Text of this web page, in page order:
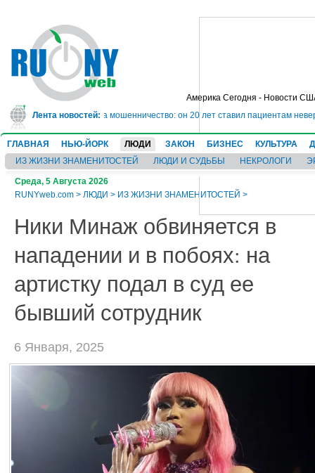
Америка Сегодня - Новости
Лента новостей:
в тюрьму на 10 лет за мошенничество: он 20 лет ставил пациентам
ГЛАВНАЯ НЬЮ-ЙОРК ЛЮДИ ЗАКОН БИЗНЕС КУЛЬТУРА
ИЗ ЖИЗНИ ЗНАМЕНИТОСТЕЙ
ЛЮДИ И СУДЬБЫ НЕКРОЛОГИ
Среда, 5 Августа 2026
RUNYweb.com > ЛЮДИ > ИЗ ЖИЗНИ ЗНАМЕНИТОСТЕЙ >
Ники Минаж обвиняется в
нападении и в побоях: на
артистку подал в суд ее
бывший сотрудник
6 Января, 2025